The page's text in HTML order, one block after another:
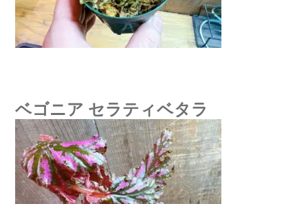
ベゴニア セラティベタラ